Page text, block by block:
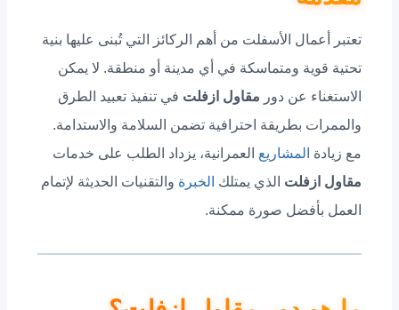
تعتبر أعمال الأسفلت من أهم الركائز التي تُبنى عليها بنية
تحتية قوية ومتماسكة في أي مدينة أو منطقة. لا يمكن
الاستغناء عن دور مقاول ازفلت في تنفيذ تعبيد الطرق
والممرات بطريقة احترافية تضمن السلامة والاستدامة.
مع زيادة المشاريع العمرانية، يزداد الطلب على خدمات
مقاول ازفلت الذي يمتلك الخبرة والتقنيات الحديثة لإتمام
العمل بأفضل صورة ممكنة.